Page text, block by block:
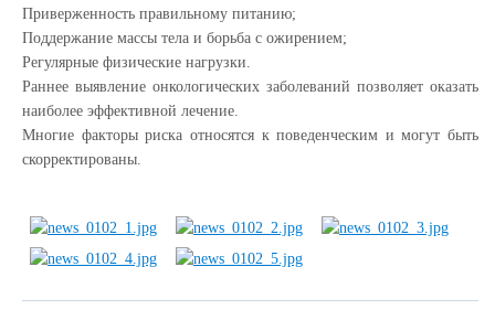
Приверженность правильному питанию;
Поддержание массы тела и борьба с ожирением;
Регулярные физические нагрузки.
Раннее выявление онкологических заболеваний позволяет оказать
наиболее эффективной лечение.
Многие факторы риска относятся к поведенческим и могут быть
скорректированы.